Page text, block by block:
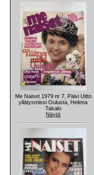
Me Naiset 1979 nr 7, Päivi Uitto
yllätysmissi Oulusta, Helena
Takalo
Näytä